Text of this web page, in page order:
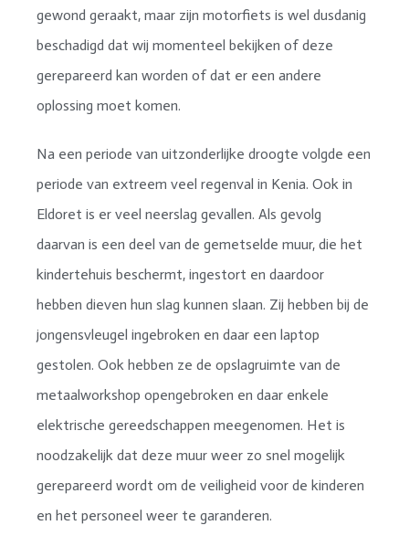
gewond geraakt, maar zijn motorfiets is wel dusdanig
beschadigd dat wij momenteel bekijken of deze
gerepareerd kan worden of dat er een andere
oplossing moet komen.
Na een periode van uitzonderlijke droogte volgde een
periode van extreem veel regenval in Kenia. Ook in
Eldoret is er veel neerslag gevallen. Als gevolg
daarvan is een deel van de gemetselde muur, die het
kindertehuis beschermt, ingestort en daardoor
hebben dieven hun slag kunnen slaan. Zij hebben bij de
jongensvleugel ingebroken en daar een laptop
gestolen. Ook hebben ze de opslagruimte van de
metaalworkshop opengebroken en daar enkele
elektrische gereedschappen meegenomen. Het is
noodzakelijk dat deze muur weer zo snel mogelijk
gerepareerd wordt om de veiligheid voor de kinderen
en het personeel weer te garanderen.